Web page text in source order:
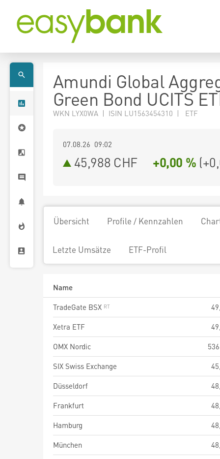
Amundi Global
Green Bond UCITS
WKN LYX0WA | ISIN LU1563454310 | ETF
07.08.26 09:02
45,988 CHF +0,00 % (
Übersicht Profile / Kennzahlen
Letzte Umsätze ETF-Profil
Name
TradeGate BSX
Xetra ETF
OMX Nordic
SIX Swiss Exchange
Düsseldorf
Frankfurt
Hamburg
München